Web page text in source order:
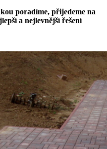
poradíme, přijedeme na
a nejlevnější řešení